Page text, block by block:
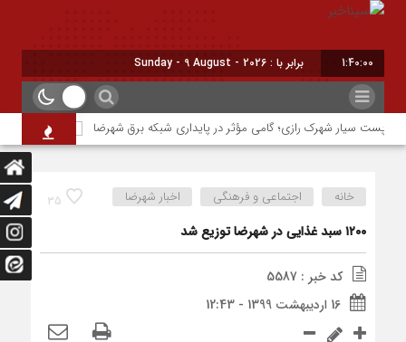
1:40:00 امروز : یکشنبه - ۱۸ مرداد - ۱
پست سیار شهرک رازی؛ گامی مؤثر در پایداری شبکه برق شهرضا حسین نوری
35 خانه اجتماعی و فرهنگی اخبار شهرضا
۱۲۰۰ سبد غذایی در شهرضا توزیع شد
کد خبر : 5587
16 اردیبهشت 1399 - 12:43